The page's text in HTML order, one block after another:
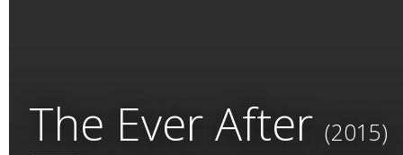
The Ever After (2015)